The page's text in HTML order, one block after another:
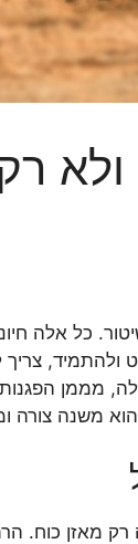
כל אלה
ולהתמיד,
מממן הפגנות
הוא משנה צורה
רק מאזן כוח.